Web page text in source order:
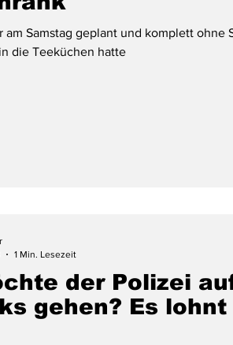
am Samstag geplant und komplett ohne
die Teeküchen hatte
der Polizei
gehen? Es lohnt
1 Min. Lesezeit